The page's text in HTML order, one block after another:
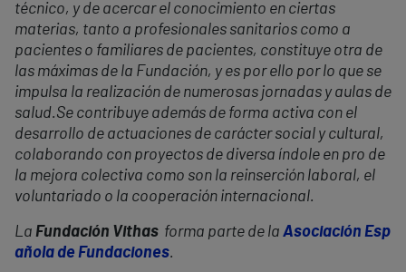
técnico, y de acercar el conocimiento en ciertas
materias, tanto a profesionales sanitarios como a
pacientes o familiares de pacientes, constituye otra de
las máximas de la Fundación, y es por ello por lo que se
impulsa la realización de numerosas jornadas y aulas de
salud.Se contribuye además de forma activa con el
desarrollo de actuaciones de carácter social y cultural,
colaborando con proyectos de diversa índole en pro de
la mejora colectiva como son la reinserción laboral, el
voluntariado o la cooperación internacional.
La Fundación Vithas forma parte de la Asociación Esp
añola de Fundaciones.